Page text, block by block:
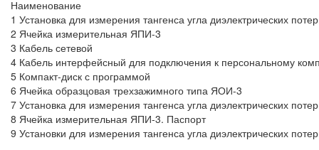
Наименование
1 Установка для измерения тангенса угла диэлектрических
2 Ячейка измерительная ЯПИ-3
3 Кабель сетевой
4 Кабель интерфейсный для подключения к персональному
5 Компакт-диск с программой
6 Ячейка образцовая трехзажимного типа ЯОИ-3
7 Установка для измерения тангенса угла диэлектрических
8 Ячейка измерительная ЯПИ-3. Паспорт
9 Установки для измерения тангенса угла диэлектрических